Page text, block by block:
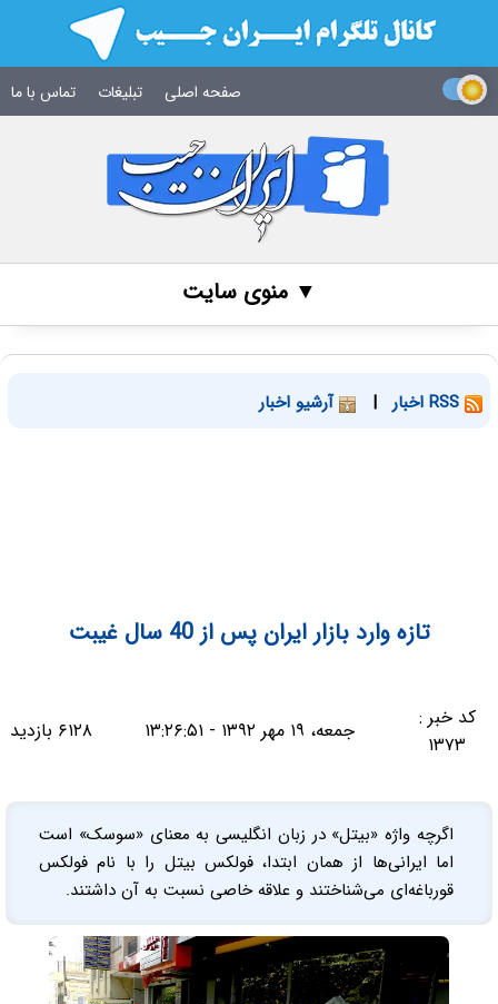
صفحه اصلی تبلیغات تماس با ما
▼ منوی سایت
| آرشیو اخبار
تازه‌ وارد بازار ایران پس از 40 سال غیبت‌
کد خبر :
۱۳۷۳
جمعه، ۱۹ مهر ۱۳۹۲ - ۱۳:۲۶:۵۱ ۶۱۲۸ بازدید
اگرچه واژه «بیتل» در زبان انگلیسی به معنای «سوسک» است
اما ایرانی‌ها از همان ابتدا، فولکس بیتل را با نام فولکس
قورباغه‌ای می‌شناختند و علاقه خاصی نسبت به آن داشتند.